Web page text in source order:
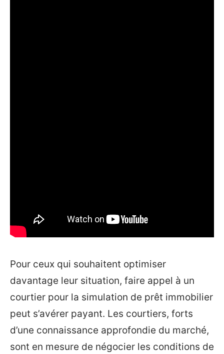
Pour ceux qui souhaitent optimiser
davantage leur situation, faire appel à un
courtier pour la simulation de prêt immobilier
peut s’avérer payant. Les courtiers, forts
d’une connaissance approfondie du marché,
sont en mesure de négocier les conditions de